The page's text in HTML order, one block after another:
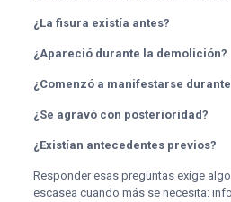
¿La fisura existía antes?
¿Apareció durante la demolición?
¿Comenzó a manifestarse
¿Se agravó con posterioridad?
¿Existían antecedentes previos?
Responder esas preguntas exige
escasea cuando más se necesita: